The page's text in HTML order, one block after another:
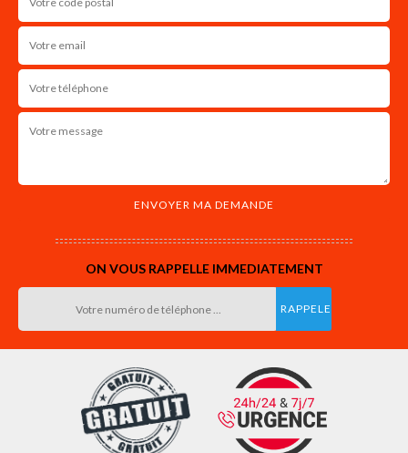
ON VOUS RAPPELLE IMMEDIATEMENT